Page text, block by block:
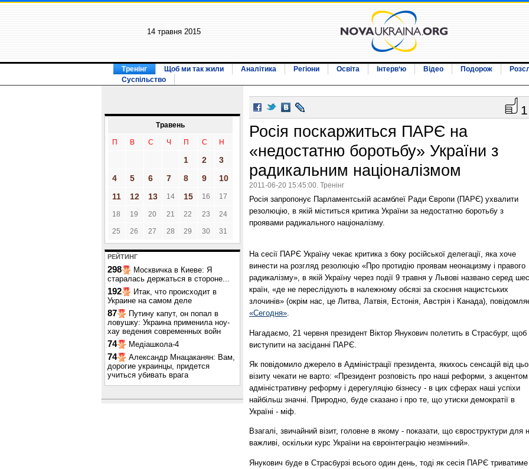
14 травня 2015
Тренінг Щоб ми так жили Аналітика Регіони Освіта Інтерв‘ю Відео Подорож
Суспільство
Травень
П В С Ч П С Н
1 2
3
4
5 6 7 8 9
10
11
12 13 14 15 16 17
18 19 20 21 22 23 24
25 26 27 28 29 30 31
РЕЙТИНГ
298
Москвичка в Киеве: Я
старалась держаться в стороне...
192
Итак, что происходит в
Украине на самом деле
87
Путину капут, он попал в
ловушку: Украина применила ноу-
хау ведения современных войн
74 Медіашкола-4
74
Александр Мнацаканян: Вам,
дорогие украинцы, придется
учиться убивать врага
1
Росія поскаржиться ПАРЄ на
«недостатню боротьбу» України з
радикальним націоналізмом
2011-06-20 15:45:00. Тренінг
Росія запропонує Парламентській асамблеї Ради Європи (ПАРЄ) ухвалити
резолюцію, в якій міститься критика України за недостатню боротьбу з
проявами радикального націоналізму.
На сесії ПАРЄ Україну чекає критика з боку російської делегації, яка хоче
винести на розгляд резолюцію «Про протидію проявам неонацизму і правого
радикалізму», в якій Україну через події 9 травня у Львові названо серед
країн, «де не переслідують в належному обсязі за скоєння нацистських
злочинів» (окрім нас, це Литва, Латвія, Естонія, Австрія і Канада),
«Сегодня».
Нагадаємо, 21 червня президент Віктор Янукович полетить в Страсбург, щоб
виступити на засіданні ПАРЄ.
Як повідомило джерело в Адміністрації президента, якихось сенсацій від
візиту чекати не варто: «Президент розповість про наші реформи, з
адміністративну реформу і дерегуляцію бізнесу - в цих сферах наші успіхи
найбільш значні. Природно, буде сказано і про те, що утиски демократії в
Україні - міф.
Взагалі, звичайний візит, головне в якому - показати, що євроструктури для
важливі, оскільки курс України на євроінтеграцію незмінний».
Янукович буде в Страсбурзі всього один день, тоді як сесія ПАРЄ триватиме